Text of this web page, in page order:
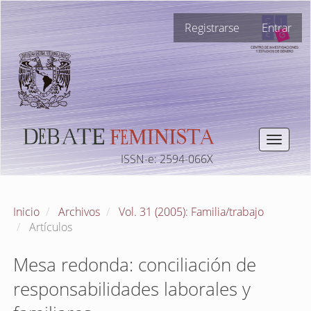
Navegación
principal
Contenido
principal
Barra
lateral
Registrarse Entrar
Toggle
ISSN-e: 2594-066X
Inicio Archivos
Vol. 31 (2005): Familia/trabajo
Artículos
Mesa redonda: conciliación de
responsabilidades laborales y